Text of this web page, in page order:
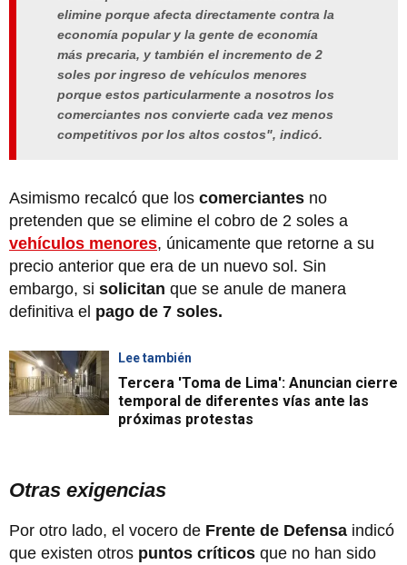
elimine porque afecta directamente contra la
economía popular y la gente de economía
más precaria, y también el incremento de 2
soles por ingreso de vehículos menores
porque estos particularmente a nosotros los
comerciantes nos convierte cada vez menos
competitivos por los altos costos", indicó.
Asimismo recalcó que los comerciantes no
pretenden que se elimine el cobro de 2 soles a
vehículos menores, únicamente que retorne a su
precio anterior que era de un nuevo sol. Sin
embargo, si solicitan que se anule de manera
definitiva el pago de 7 soles.
Lee también
Tercera 'Toma de Lima': Anuncian cierre
temporal de diferentes vías ante las
próximas protestas
Otras exigencias
Por otro lado, el vocero de Frente de Defensa indicó
que existen otros puntos críticos que no han sido